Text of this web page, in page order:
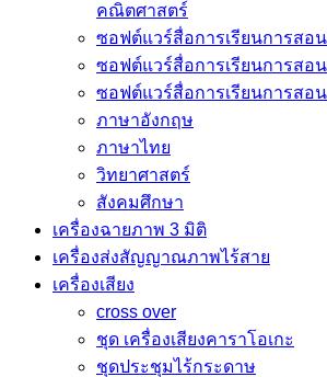
คณิตศาสตร์
ซอฟต์แวร์สื่อการเรียนการสอ
ซอฟต์แวร์สื่อการเรียนการสอ
ซอฟต์แวร์สื่อการเรียนการสอ
ภาษาอังกฤษ
ภาษาไทย
วิทยาศาสตร์
สังคมศึกษา
เครื่องฉายภาพ 3 มิติ
เครื่องส่งสัญญาณภาพไร้สาย
เครื่องเสียง
cross over
ชุด เครื่องเสียงคาราโอเกะ
ชุดประชุมไร้กระดาษ